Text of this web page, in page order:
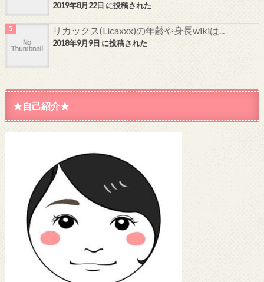
2019年8月22日 に投稿された
リカックス(Licaxxx)の年齢や身長wikiは...
2018年9月9日 に投稿された
★自己紹介★